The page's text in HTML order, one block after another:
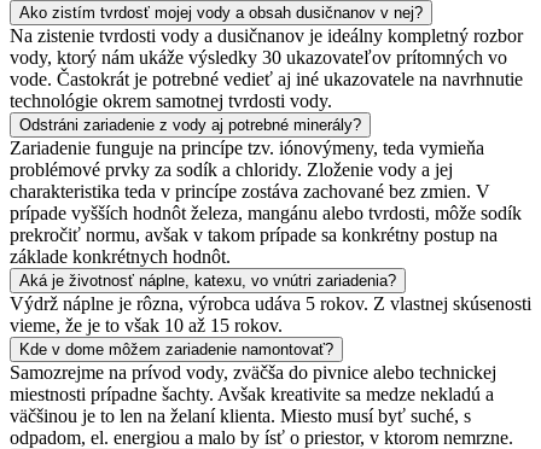
Ako zistím tvrdosť mojej vody a obsah dusičnanov v nej?
Na zistenie tvrdosti vody a dusičnanov je ideálny kompletný rozbor
vody, ktorý nám ukáže výsledky 30 ukazovateľov prítomných vo
vode. Častokrát je potrebné vedieť aj iné ukazovatele na navrhnutie
technológie okrem samotnej tvrdosti vody.
Odstráni zariadenie z vody aj potrebné minerály?
Zariadenie funguje na princípe tzv. iónovýmeny, teda vymieňa
problémové prvky za sodík a chloridy. Zloženie vody a jej
charakteristika teda v princípe zostáva zachované bez zmien. V
prípade vyšších hodnôt železa, mangánu alebo tvrdosti, môže sodík
prekročiť normu, avšak v takom prípade sa konkrétny postup na
základe konkrétnych hodnôt.
Aká je životnosť náplne, katexu, vo vnútri zariadenia?
Výdrž náplne je rôzna, výrobca udáva 5 rokov. Z vlastnej skúsenosti
vieme, že je to však 10 až 15 rokov.
Kde v dome môžem zariadenie namontovať?
Samozrejme na prívod vody, zväčša do pivnice alebo technickej
miestnosti prípadne šachty. Avšak kreativite sa medze nekladú a
väčšinou je to len na želaní klienta. Miesto musí byť suché, s
odpadom, el. energiou a malo by ísť o priestor, v ktorom nemrzne.